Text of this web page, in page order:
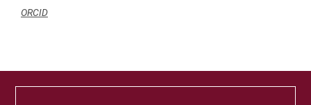
ORCID